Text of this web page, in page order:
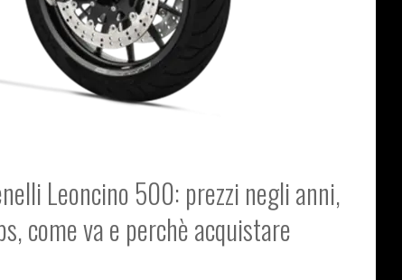
Leoncino 500: prezzi negli anni,
come va e perchè acquistare